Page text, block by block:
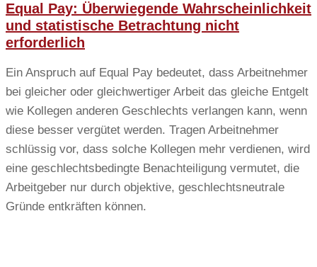
Equal Pay: Überwiegende Wahrscheinlichkeit
und statistische Betrachtung nicht
erforderlich
Ein Anspruch auf Equal Pay bedeutet, dass Arbeitnehmer
bei gleicher oder gleichwertiger Arbeit das gleiche Entgelt
wie Kollegen anderen Geschlechts verlangen kann, wenn
diese besser vergütet werden. Tragen Arbeitnehmer
schlüssig vor, dass solche Kollegen mehr verdienen, wird
eine geschlechtsbedingte Benachteiligung vermutet, die
Arbeitgeber nur durch objektive, geschlechtsneutrale
Gründe entkräften können.